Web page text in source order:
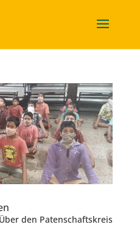
den Patenschaftskreis